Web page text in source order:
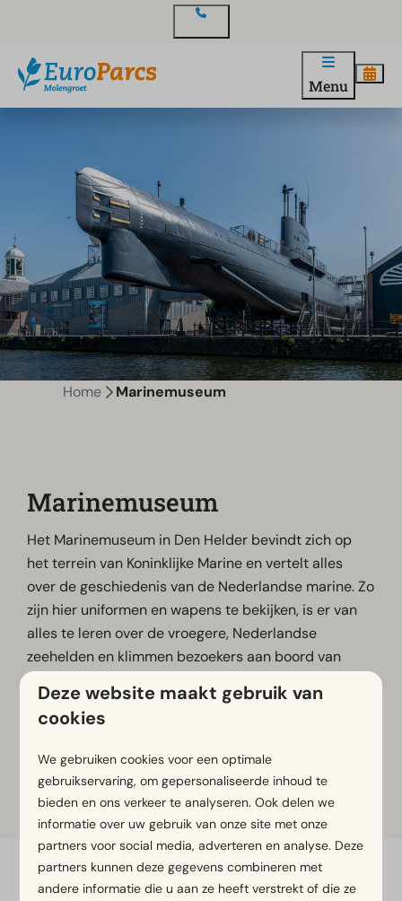
Menu
Home Marinemuseum
Marinemuseum
Het Marinemuseum in Den Helder bevindt zich op
het terrein van Koninklijke Marine en vertelt alles
over de geschiedenis van de Nederlandse marine. Zo
zijn hier uniformen en wapens te bekijken, is er van
alles te leren over de vroegere, Nederlandse
zeehelden en klimmen bezoekers aan boord van
genoeg te verkennen en te beleven!
Meer informatie
Veilig betalen
Deze website maakt gebruik van
cookies
We gebruiken cookies voor een optimale
gebruikservaring, om gepersonaliseerde inhoud te
bieden en ons verkeer te analyseren. Ook delen we
informatie over uw gebruik van onze site met onze
partners voor social media, adverteren en analyse. Deze
partners kunnen deze gegevens combineren met
andere informatie die u aan ze heeft verstrekt of die ze